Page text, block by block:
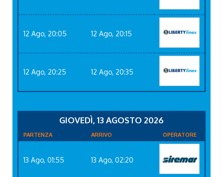
12 Ago, 20:05 12 Ago, 20:15
12 Ago, 20:25 12 Ago, 20:35
GIOVEDÌ, 13 AGOSTO 2026
PARTENZA ARRIVO OPERATORE
13 Ago, 01:55 13 Ago, 02:20